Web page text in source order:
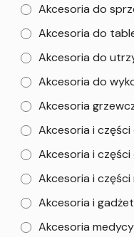
Akcesoria do
Akcesoria do
Akcesoria do
Akcesoria do
Akcesoria
Akcesoria i części
Akcesoria i
Akcesoria i części
Akcesoria i
Akcesoria